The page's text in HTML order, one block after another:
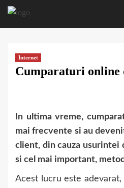
Sari
Internet
Cumparaturi online
In ultima vreme,
mai frecvente si au
client, din cauza usurintei
si cel mai important,
Acest lucru este